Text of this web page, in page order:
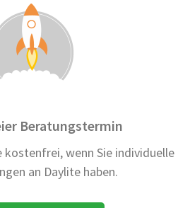
Beratungstermin
kostenfrei, wenn Sie individuelle
an Daylite haben.